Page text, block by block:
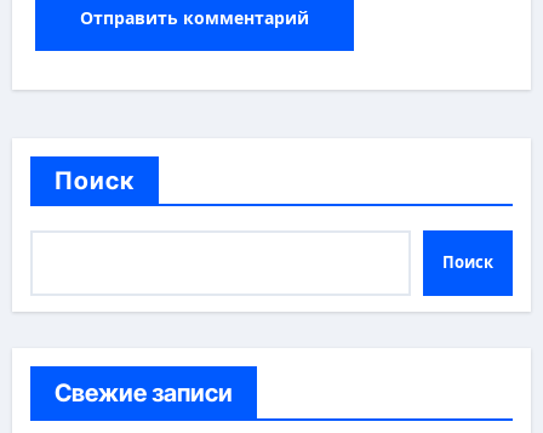
Поиск
Поиск
Свежие записи